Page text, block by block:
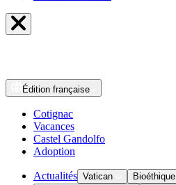
Édition française
Cotignac
Vacances
Castel Gandolfo
Adoption
Actualités Vatican Bioéthique